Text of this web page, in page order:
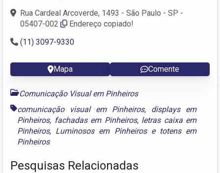
Rua Cardeal Arcoverde, 1493 - São Paulo - SP -
05407-002
Endereço copiado!
(11) 3097-9330
Mapa Comente
Comunicação Visual em Pinheiros
comunicação visual em Pinheiros, displays em
Pinheiros, fachadas em Pinheiros, letras caixa em
Pinheiros, Luminosos em Pinheirose totens em
Pinheiros
Pesquisas Relacionadas